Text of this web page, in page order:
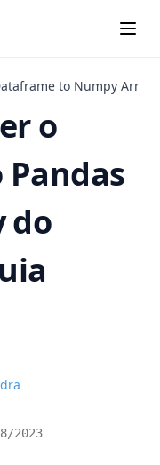
to Numpy Array
o
do
2023